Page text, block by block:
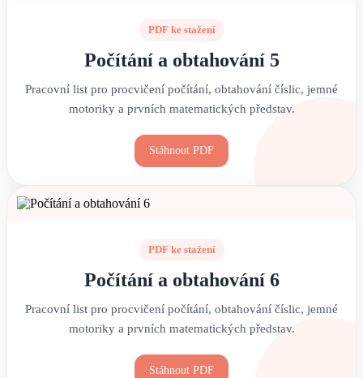
PDF ke stažení
Počítání a obtahování 5
Pracovní list pro procvičení počítání, obtahování číslic, jemné
motoriky a prvních matematických představ.
Stáhnout PDF
PDF ke stažení
Počítání a obtahování 6
Pracovní list pro procvičení počítání, obtahování číslic, jemné
motoriky a prvních matematických představ.
Stáhnout PDF